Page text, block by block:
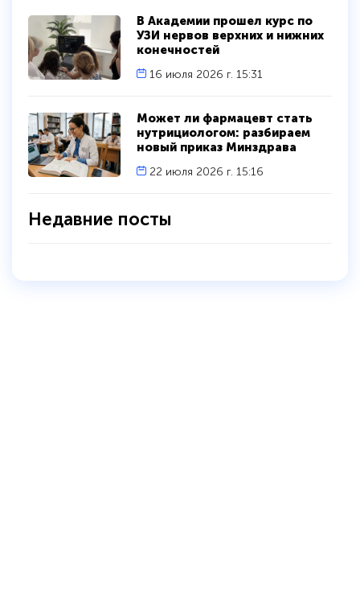
Недавние посты
Может ли фармацевт стать
нутрициологом: разбираем
новый приказ Минздрава
22 июля 2026 г. 15:16
В Академии прошел курс по
УЗИ нервов верхних и нижних
конечностей
16 июля 2026 г. 15:31